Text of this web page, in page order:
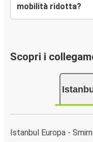
mobilità ridotta?
Scopri i
Istanbul Europa -